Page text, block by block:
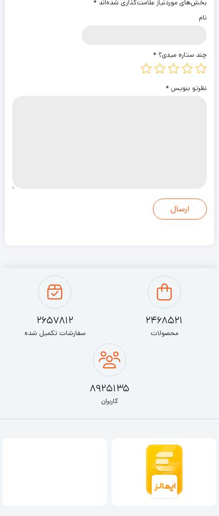
بخش‌های موردنیاز علامت‌گذاری شده‌اند *
نام
چند ستاره میدی؟ *
نظرتو بنویس *
2468521
محصولات
2657812
سفارشات تکمیل شده
8925135
کاربران